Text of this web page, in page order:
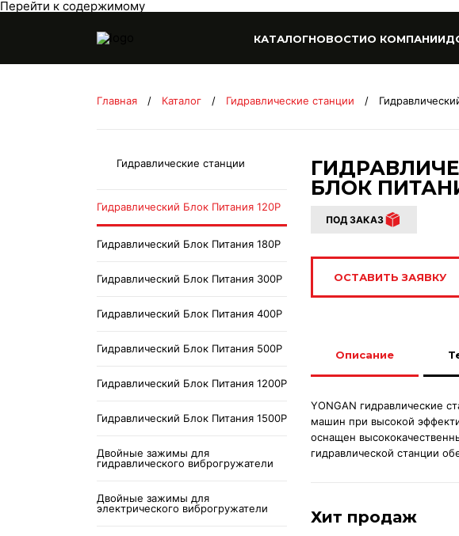
Перейти к содержимому
КАТАЛОГНОВОСТИО КОМПАНИИ
Главная / Каталог / Гидравлические станции /
Гидравлические станции
Гидравлический Блок Питания 120P
Гидравлический Блок Питания 180P
Гидравлический Блок Питания 300P
Гидравлический Блок Питания 400P
Гидравлический Блок Питания 500P
Гидравлический Блок Питания 1200P
Гидравлический Блок Питания 1500P
Двойные зажимы для
гидравлического виброгружатели
Двойные зажимы для
электрического виброгружатели
БЛОК
ПОД ЗАКАЗ
ОСТАВИТЬ ЗАЯВКУ
Описание
YONGAN гидравлические
машин при высокой
оснащен
гидравлической станции
Хит продаж